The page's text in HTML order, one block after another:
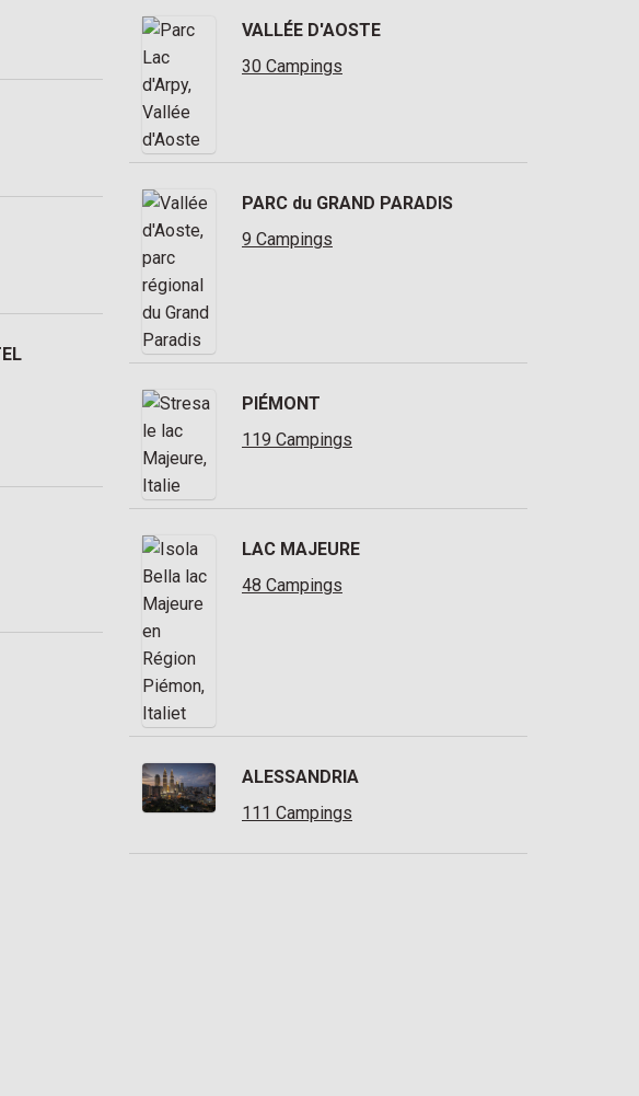
VALLÉE D'AOSTE
30 Campings
PARC du GRAND PARADIS
9 Campings
PIÉMONT
119 Campings
LAC MAJEURE
48 Campings
ALESSANDRIA
111 Campings